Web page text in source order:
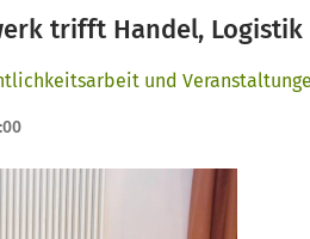
trifft Handel,
und